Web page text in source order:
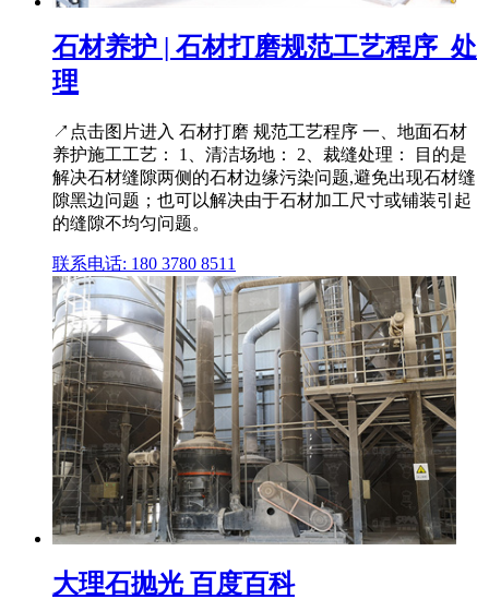
石材养护 | 石材打磨规范工艺程序_处
理
↗点击图片进入 石材打磨 规范工艺程序 一、地面石材
养护施工工艺： 1、清洁场地： 2、裁缝处理： 目的是
解决石材缝隙两侧的石材边缘污染问题,避免出现石材缝
隙黑边问题；也可以解决由于石材加工尺寸或铺装引起
的缝隙不均匀问题。
联系电话: 180 3780 8511
大理石抛光 百度百科